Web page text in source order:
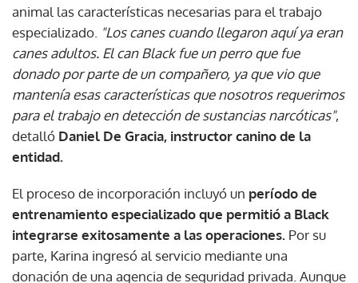
animal las características necesarias para el trabajo
especializado. "Los canes cuando llegaron aquí ya eran
canes adultos. El can Black fue un perro que fue
donado por parte de un compañero, ya que vio que
mantenía esas características que nosotros requerimos
para el trabajo en detección de sustancias narcóticas",
detalló Daniel De Gracia, instructor canino de la
entidad.
El proceso de incorporación incluyó un período de
entrenamiento especializado que permitió a Black
integrarse exitosamente a las operaciones. Por su
parte, Karina ingresó al servicio mediante una
donación de una agencia de seguridad privada. Aunque